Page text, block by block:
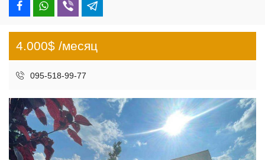
4.000$ /месяц
095-518-99-77